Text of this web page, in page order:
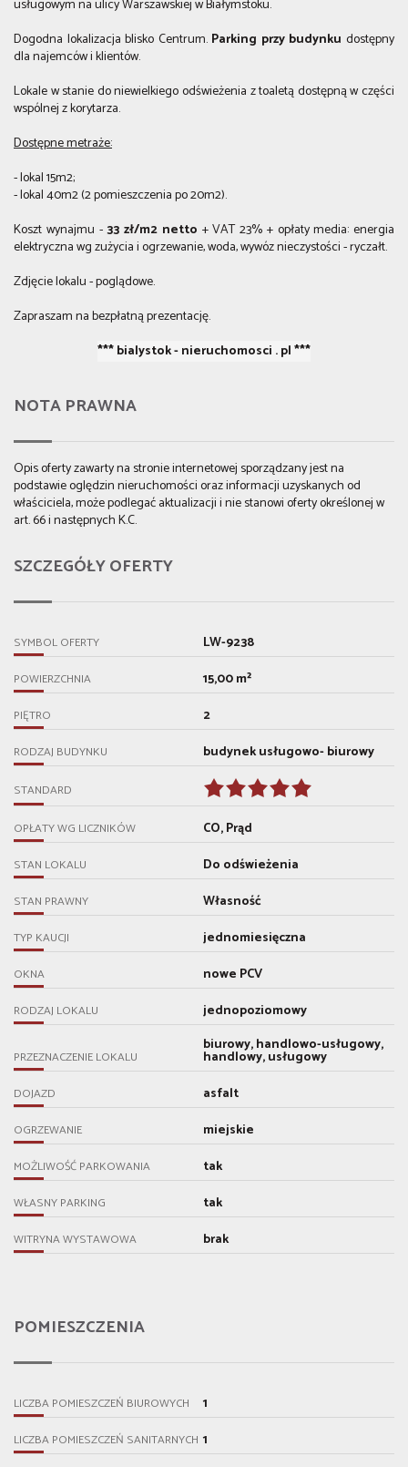
usługowym na ulicy Warszawskiej w Białymstoku.
Dogodna lokalizacja blisko Centrum. Parking przy budynku dostępny
dla najemców i klientów.
Lokale w stanie do niewielkiego odświeżenia z toaletą dostępną w części
wspólnej z korytarza.
Dostępne metraże:
- lokal 15m2;
- lokal 40m2 (2 pomieszczenia po 20m2).
Koszt wynajmu -33 zł/m2 netto + VAT 23% + opłaty media: energia
elektryczna wg zużycia i ogrzewanie, woda, wywóz nieczystości - ryczałt.
Zdjęcie lokalu - poglądowe.
Zapraszam na bezpłatną prezentację.
*** bialystok - nieruchomosci . pl ***
NOTA PRAWNA
Opis oferty zawarty na stronie internetowej sporządzany jest na
podstawie oględzin nieruchomości oraz informacji uzyskanych od
właściciela, może podlegać aktualizacji i nie stanowi oferty określonej w
art. 66 i następnych K.C.
SZCZEGÓŁY OFERTY
SYMBOL OFERTY LW-9238
POWIERZCHNIA 15,00 m²
PIĘTRO 2
RODZAJ BUDYNKU budynek usługowo- biurowy
STANDARD
OPŁATY WG LICZNIKÓW CO, Prąd
STAN LOKALU Do odświeżenia
STAN PRAWNY Własność
TYP KAUCJI jednomiesięczna
OKNA nowe PCV
RODZAJ LOKALU jednopoziomowy
PRZEZNACZENIE LOKALU
biurowy, handlowo-usługowy,
handlowy, usługowy
DOJAZD asfalt
OGRZEWANIE miejskie
MOŻLIWOŚĆ PARKOWANIA tak
WŁASNY PARKING tak
WITRYNA WYSTAWOWA brak
POMIESZCZENIA
LICZBA POMIESZCZEŃ BIUROWYCH 1
LICZBA POMIESZCZEŃ SANITARNYCH 1